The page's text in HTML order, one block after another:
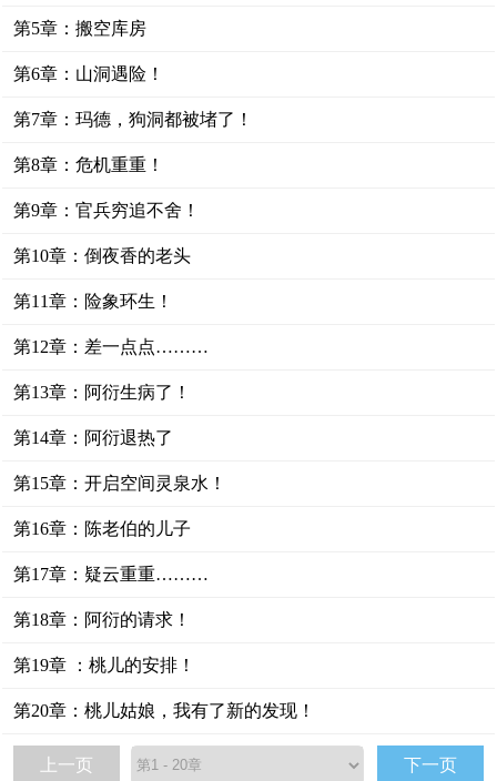
第5章：搬空库房
第6章：山洞遇险！
第7章：玛德，狗洞都被堵了！
第8章：危机重重！
第9章：官兵穷追不舍！
第10章：倒夜香的老头
第11章：险象环生！
第12章：差一点点………
第13章：阿衍生病了！
第14章：阿衍退热了
第15章：开启空间灵泉水！
第16章：陈老伯的儿子
第17章：疑云重重………
第18章：阿衍的请求！
第19章 ：桃儿的安排！
第20章：桃儿姑娘，我有了新的发现！
上一页 下一页